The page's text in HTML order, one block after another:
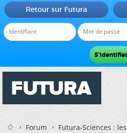
Retour sur Futura
Forum
Futura-Sciences :